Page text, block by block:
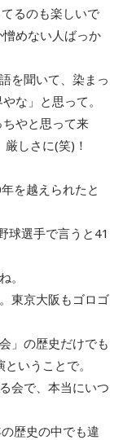
るのも楽しいで
めない人ばっか
を聞いて、染まっ
な」と思って。
やと思って来
厳しさに(笑)！
を越えられたと
選手で言うと41
。
東京大阪もゴロゴ
」の歴史だけでも
いうことで。
会で、本当にいつ
歴史の中でも違